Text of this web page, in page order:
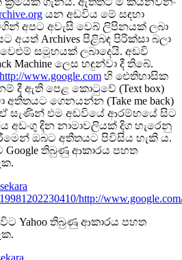
යන අඩවිය මේ සඳහා
අපට අවැසි වෙබ් ලිපිනයක් ලබා
Archives පිළිබඳ පිරික්සා බලා
සමූහයක් ලබාදෙයි. අඩවි
Machine ලෙස හඳුන්වා දී තිබේ.
http://www.google.com හි ‍ඓතිහාසික
දී ඇති පෙළ කොටුවේ (Text box)
ගෙනයන්න (Take me back)
සැණින් එම අඩවියේ ආරම්භයේ සිට
අඩංගු දින නාමාවලියක් දිග හැරෙනු
ඔබට අතීතයට පිවිසිය හැකි ය.
Google තිබුණු ආකාරය පහත
http://
Yahoo තිබුණු ආකාරය පහත